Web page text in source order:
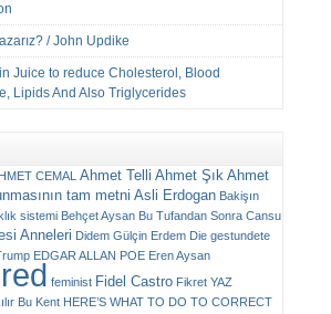
/ John Updike
Juice to reduce Cholesterol, Blood
Lipids And Also Triglycerides
CEMAL Ahmet Telli Ahmet Şık Ahmet
tam metni Asli Erdogan Bakişın
sistemi Behçet Aysan Bu Tufandan Sonra Cansu
Anneleri Didem Gülçin Erdem Die gestundete
EDGAR ALLAN POE Eren Aysan
feminist Fidel Castro Fikret YAZ
Bu Kent HERE’S WHAT TO DO TO CORRECT